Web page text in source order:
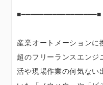
■━━━━━━━━━━━━━━━━━■
産業オートメーションに
超のフリーランスエンジ
活や現場作業の何気ない